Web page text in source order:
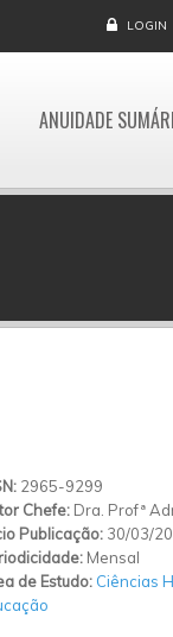
LOGIN
ANUIDADE
2965-9299
Chefe: Dra. Profª
Publicação: 30/03/
Mensal
de Estudo: Ciências